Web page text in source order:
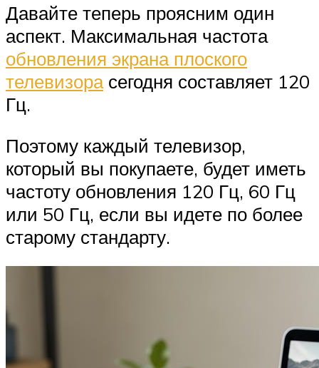
Давайте теперь проясним один
аспект. Максимальная частота
обновления экрана плоского
телевизорасегодня составляет 120
Гц.
Поэтому каждый телевизор,
который вы покупаете, будет иметь
частоту обновления 120 Гц, 60 Гц
или 50 Гц, если вы идете по более
старому стандарту.